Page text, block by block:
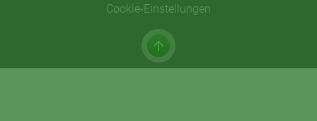
Cookie-Einstellungen